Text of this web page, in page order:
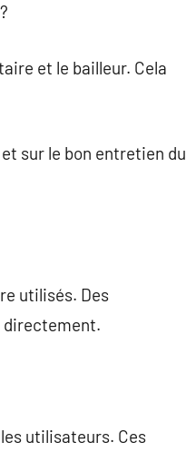
et le bailleur. Cela
sur le bon entretien du
utilisés. Des
directement.
utilisateurs. Ces